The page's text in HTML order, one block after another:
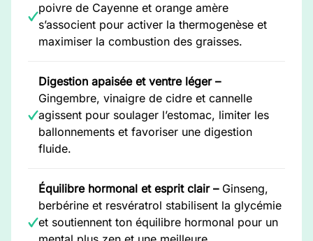
poivre de Cayenne et orange amère
s’associent pour activer la thermogenèse et
maximiser la combustion des graisses.
Digestion apaisée et ventre léger –
Gingembre, vinaigre de cidre et cannelle
agissent pour soulager l’estomac, limiter les
ballonnements et favoriser une digestion
fluide.
Équilibre hormonal et esprit clair –Ginseng,
berbérine et resvératrol stabilisent la glycémie
et soutiennent ton équilibre hormonal pour un